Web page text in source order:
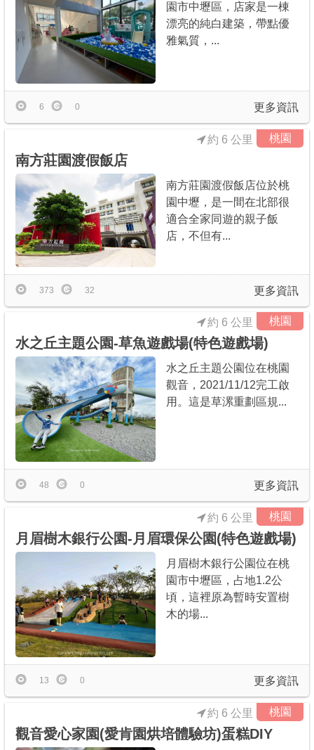
園市中壢區，店家是一棟
漂亮的純白建築，帶點優
雅氣質，...
更多資訊
6 0
桃園
南方莊園渡假飯店
約 6 公里
南方莊園渡假飯店位於桃
園中壢，是一間在北部很
適合全家同遊的親子飯
店，不但有...
更多資訊
373 32
桃園
水之丘主題公園-草魚遊戲場(特色遊戲場)
約 6 公里
水之丘主題公園位在桃園
觀音，2021/11/12完工啟
用。這是草漯重劃區規...
更多資訊
48 0
桃園
月眉樹木銀行公園-月眉環保公園(特色遊戲場)
約 6 公里
月眉樹木銀行公園位在桃
園市中壢區，占地1.2公
頃，這裡原為暫時安置樹
木的場...
更多資訊
13 0
桃園
觀音愛心家園(愛肯園烘培體驗坊)蛋糕DIY
約 6 公里